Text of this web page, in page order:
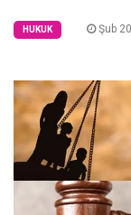
HUKUK Şub